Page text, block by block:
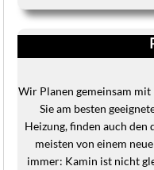
Wir Planen gemeinsam
Sie am besten
Heizung, finden auch den
meisten von einem
immer: Kamin ist nicht